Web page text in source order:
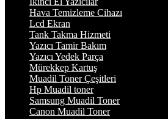
Hava Temizleme Cihazı
Lcd Ekran
Tank Takma Hizmeti
Yazıcı Tamir Bakım
Yazıcı Yedek Parça
Mürekkep Kartuş
Muadil Toner Çeşitleri
Hp Muadil toner
Samsung Muadil Toner
Canon Muadil Toner